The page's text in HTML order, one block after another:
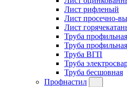
Лист рифленый
Лист просечно-
Лист
Труба
Труба
Труба ВГП
Труба
Труба бесшовная
Профнастил